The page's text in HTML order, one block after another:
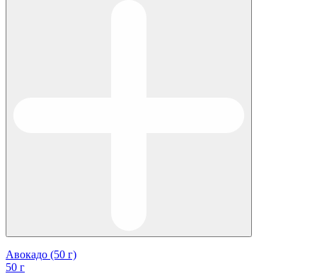
Авокадо (50 г)
50 г